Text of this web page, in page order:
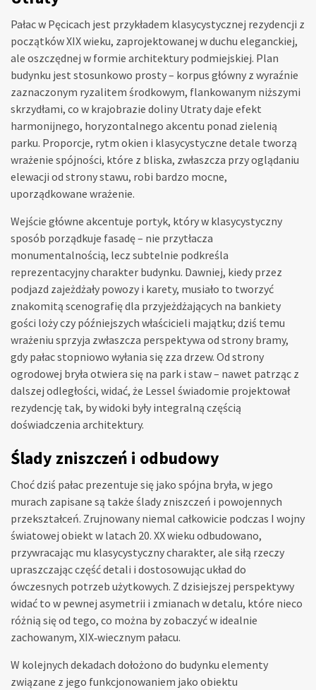
Pałac w Pęcicach jest przykładem klasycystycznej rezydencji z
początków XIX wieku, zaprojektowanej w duchu eleganckiej,
ale oszczędnej w formie architektury podmiejskiej. Plan
budynku jest stosunkowo prosty – korpus główny z wyraźnie
zaznaczonym ryzalitem środkowym, flankowanym niższymi
skrzydłami, co w krajobrazie doliny Utraty daje efekt
harmonijnego, horyzontalnego akcentu ponad zielenią
parku. Proporcje, rytm okien i klasycystyczne detale tworzą
wrażenie spójności, które z bliska, zwłaszcza przy oglądaniu
elewacji od strony stawu, robi bardzo mocne,
uporządkowane wrażenie.
Wejście główne akcentuje portyk, który w klasycystyczny
sposób porządkuje fasadę – nie przytłacza
monumentalnością, lecz subtelnie podkreśla
reprezentacyjny charakter budynku. Dawniej, kiedy przez
podjazd zajeżdżały powozy i karety, musiało to tworzyć
znakomitą scenografię dla przyjeżdżających na bankiety
gości loży czy późniejszych właścicieli majątku; dziś temu
wrażeniu sprzyja zwłaszcza perspektywa od strony bramy,
gdy pałac stopniowo wyłania się zza drzew. Od strony
ogrodowej bryła otwiera się na park i staw – nawet patrząc z
dalszej odległości, widać, że Lessel świadomie projektował
rezydencję tak, by widoki były integralną częścią
doświadczenia architektury.
Ślady zniszczeń i odbudowy
Choć dziś pałac prezentuje się jako spójna bryła, w jego
murach zapisane są także ślady zniszczeń i powojennych
przekształceń. Zrujnowany niemal całkowicie podczas I wojny
światowej obiekt w latach 20. XX wieku odbudowano,
przywracając mu klasycystyczny charakter, ale siłą rzeczy
upraszczając część detali i dostosowując układ do
ówczesnych potrzeb użytkowych. Z dzisiejszej perspektywy
widać to w pewnej asymetrii i zmianach w detalu, które nieco
różnią się od tego, co można by zobaczyć w idealnie
zachowanym, XIX‑wiecznym pałacu.
W kolejnych dekadach dołożono do budynku elementy
związane z jego funkcjonowaniem jako obiektu